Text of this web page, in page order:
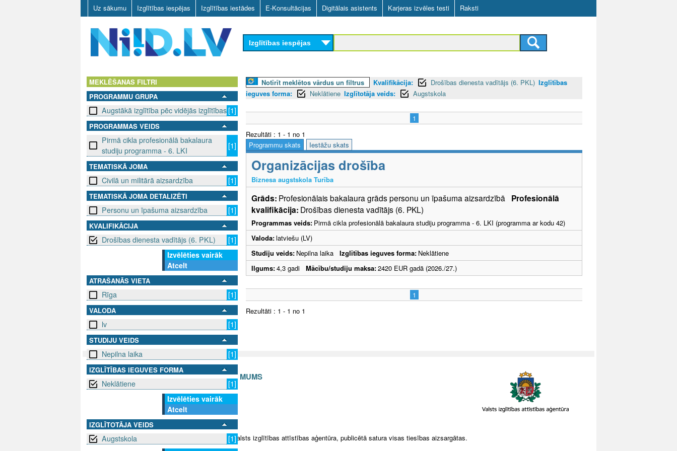
Skip
to
main
content
Uz sākumu Izglītības iespējas Izglītības iestādes E-Konsultācijas Digitālais asistents Karjeras izvēles testi Raksti
D
L
V
Izglītības iespējas
MEKLĒŠANAS FILTRI
PROGRAMMU GRUPA
Augstākā izglītība pēc vidējās izglītības [1]
PROGRAMMAS VEIDS
Pirmā cikla profesionālā bakalaura
studiju programma - 6. LKI
[1]
TEMATISKĀ JOMA
Civilā un militārā aizsardzība [1]
TEMATISKĀ JOMA DETALIZĒTI
Personu un īpašuma aizsardzība [1]
KVALIFIKĀCIJA
Drošības dienesta vadītājs (6. PKL)
[1]
Izvēlēties vairāk
Atcelt
ATRAŠANĀS VIETA
Rīga [1]
VALODA
lv [1]
STUDIJU VEIDS
Nepilna laika [1]
IZGLĪTĪBAS IEGUVES FORMA
Neklātiene
[1]
Izvēlēties vairāk
Atcelt
IZGLĪTOTĀJA VEIDS
Augstskola
[1]
Notīrīt meklētos vārdus un filtrus Kvalifikācija: Drošības dienesta vadītājs (6. PKL) Izglītības
ieguves forma:
Neklātiene Izglītotāja veids: Augstskola
1
Rezultāti : 1 - 1 no 1
Programmu skats
Iestāžu skats
Organizācijas drošība
Biznesa augstskola Turība
Grāds: Profesionālais bakalaura grāds personu un īpašuma aizsardzībā Profesionālā
kvalifikācija: Drošības dienesta vadītājs (6. PKL)
Programmas veids: Pirmā cikla profesionālā bakalaura studiju programma - 6. LKI (programma ar kodu 42)
Valoda:latviešu (LV)
Studiju veids: Nepilna laika Izglītības ieguves forma: Neklātiene
Ilgums:4,3 gadi Mācību/studiju maksa:2420 EUR gadā (2026./27.)
1
Rezultāti : 1 - 1 no 1
SEKO MUMS SAZINIES AR MUMS
info@niid.lv
© 2025 Valsts izglītības attīstības aģentūra, publicētā satura visas tiesības aizsargātas.